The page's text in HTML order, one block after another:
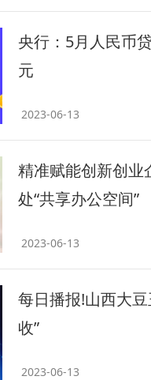
央行：5月人民币
元
2023-06-13
精准赋能创新创业
处“共享办公空间”
2023-06-13
每日播报!山西大
收”
2023-06-13